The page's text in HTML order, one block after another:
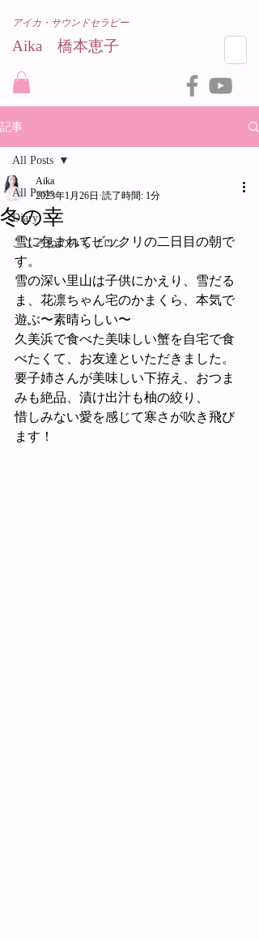
Aika 橋本恵子​
アイカ・サウンドセラピー
記事
All Posts
Diary
こころねのみちサロン
All Posts
冬の幸
Aika
2023年1月26日 読了時間: 1分
雪に包まれてビックリの二日目の朝で
す。
雪の深い里山は子供にかえり、雪だる
ま、花凛ちゃん宅のかまくら、本気で
遊ぶ〜素晴らしい〜
久美浜で食べた美味しい蟹を自宅で食
べたくて、お友達といただきました。
要子姉さんが美味しい下拵え、おつま
みも絶品、漬け出汁も柚の絞り、
惜しみない愛を感じて寒さが吹き飛び
ます！